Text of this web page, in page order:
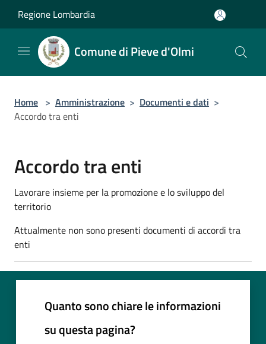
Regione Lombardia
Comune di Pieve d'Olmi
Home > Amministrazione > Documenti e dati >
Accordo tra enti
Accordo tra enti
Lavorare insieme per la promozione e lo sviluppo del
territorio
Attualmente non sono presenti documenti di accordi tra
enti
Quanto sono chiare le informazioni
su questa pagina?